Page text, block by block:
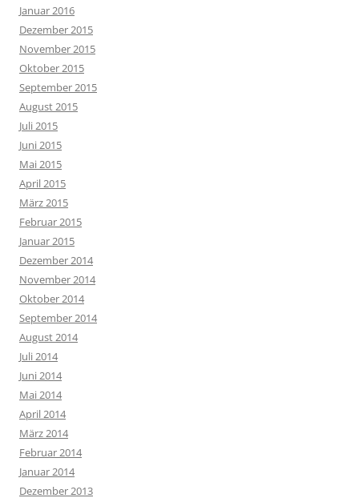
Januar 2016
Dezember 2015
November 2015
Oktober 2015
September 2015
August 2015
Juli 2015
Juni 2015
Mai 2015
April 2015
März 2015
Februar 2015
Januar 2015
Dezember 2014
November 2014
Oktober 2014
September 2014
August 2014
Juli 2014
Juni 2014
Mai 2014
April 2014
März 2014
Februar 2014
Januar 2014
Dezember 2013